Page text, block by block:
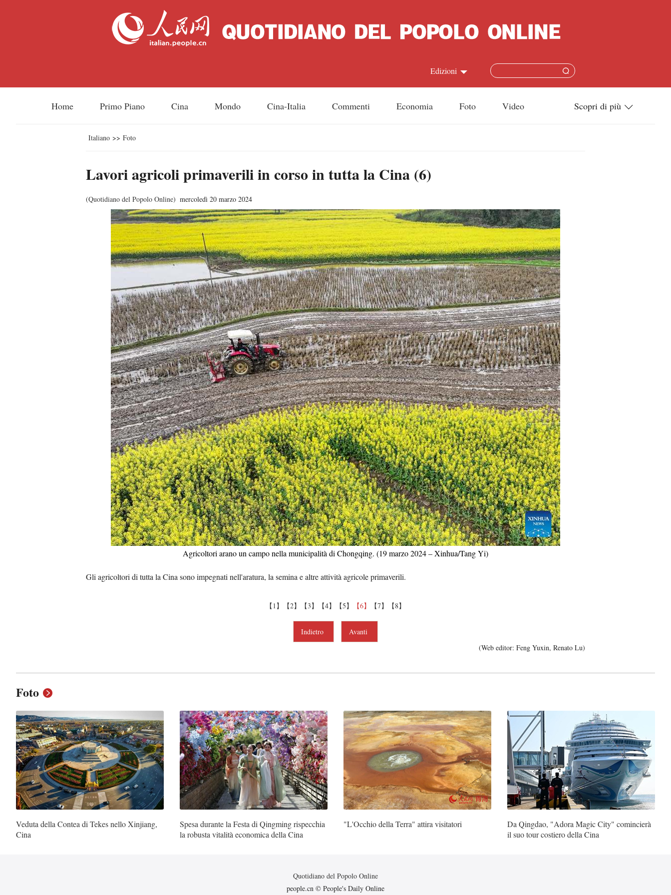
Edizioni
Français
Русский
عربي
한국어
Deutsch
Português
Kiswahili
Қазақ тілі
ภาษาไทย
Bahasa Melayu
Ελληνικά
Tiếng Việt
اردو
हिन्दी
Home Primo Piano Cina Mondo Cina-Italia Commenti Economia Foto Video Scopri di più
Italiano >> Foto
Lavori agricoli primaverili in corso in tutta la Cina (6)
(Quotidiano del Popolo Online) mercoledì 20 marzo 2024
Agricoltori arano un campo nella municipalità di Chongqing. (19 marzo 2024 – Xinhua/Tang Yi)
Gli agricoltori di tutta la Cina sono impegnati nell'aratura, la semina e altre attività agricole primaverili.
【1】 【2】 【3】 【4】 【5】 【6】 【7】 【8】
Indietro
Avanti
(Web editor: Feng Yuxin, Renato Lu)
Foto
Veduta della Contea di Tekes nello Xinjiang,
Cina
Spesa durante la Festa di Qingming rispecchia
la robusta vitalità economica della Cina
"L'Occhio della Terra" attira visitatori
Da Qingdao, "Adora Magic City" comincierà
il suo tour costiero della Cina
Quotidiano del Popolo Online
people.cn © People's Daily Online